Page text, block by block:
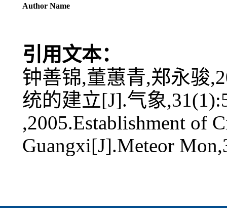
Author Name
引用文本：
钟善锦,董蕙青,郑永骏
统的建立[J].气象
,2005.Establishment of
Guangxi[J].Meteor